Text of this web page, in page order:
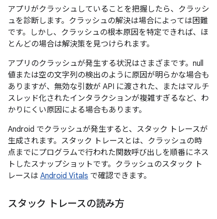
アプリがクラッシュしていることを把握したら、クラッシ
ュを診断します。クラッシュの解決は場合によっては困難
です。しかし、クラッシュの根本原因を特定できれば、ほ
とんどの場合は解決策を見つけられます。
アプリのクラッシュが発生する状況はさまざまです。null
値または空の文字列の検出のように原因が明らかな場合も
ありますが、無効な引数が API に渡された、またはマルチ
スレッド化されたインタラクションが複雑すぎるなど、わ
かりにくい原因による場合もあります。
Android でクラッシュが発生すると、スタック トレースが
生成されます。スタック トレースとは、クラッシュの時
点までにプログラムで行われた関数呼び出しを順番にネス
トしたスナップショットです。クラッシュのスタック ト
レースは Android Vitals で確認できます。
スタック トレースの読み方